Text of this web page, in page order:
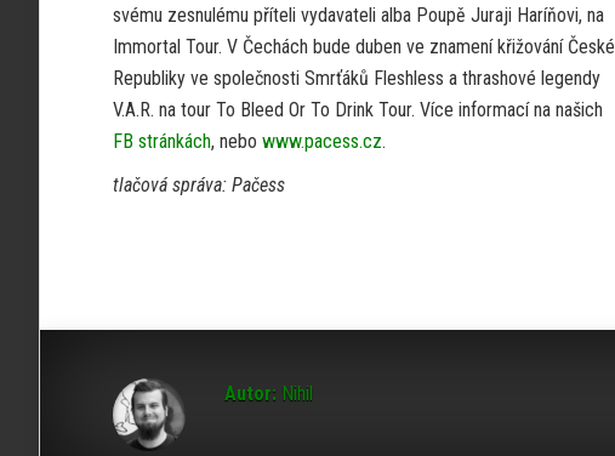
svému zesnulému příteli vydavateli alba Poupě Juraji Haríňovi, na
Immortal Tour. V Čechách bude duben ve znamení křižování České
Republiky ve společnosti Smrťáků Fleshless a thrashové legendy
V.A.R. na tour To Bleed Or To Drink Tour. Více informací na našich
FB stránkách, nebo www.pacess.cz.
tlačová správa: Pačess
Autor: Nihil